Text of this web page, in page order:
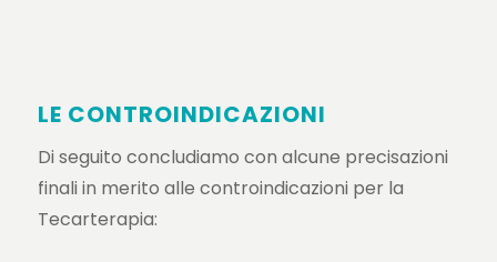
LE CONTROINDICAZIONI
Di seguito concludiamo con alcune precisazioni
finali in merito alle controindicazioni per la
Tecarterapia: